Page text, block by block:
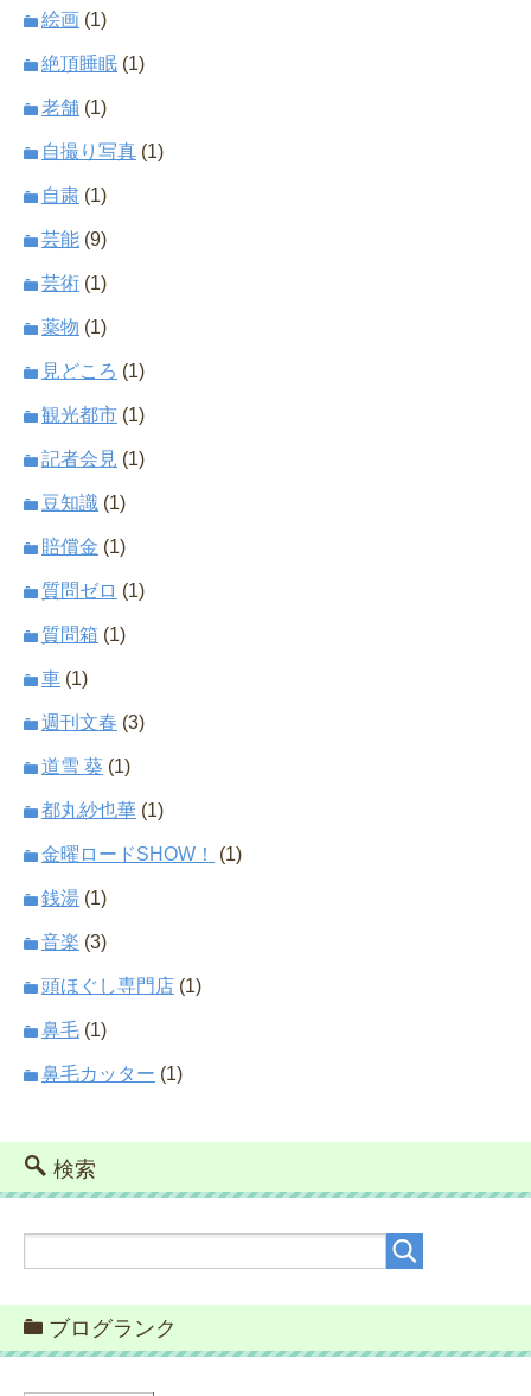
絵画 (1)
絶頂睡眠 (1)
老舗 (1)
自撮り写真 (1)
自粛 (1)
芸能 (9)
芸術 (1)
薬物 (1)
見どころ (1)
観光都市 (1)
記者会見 (1)
豆知識 (1)
賠償金 (1)
質問ゼロ (1)
質問箱 (1)
車 (1)
週刊文春 (3)
道雪 葵 (1)
都丸紗也華 (1)
金曜ロードSHOW！ (1)
銭湯 (1)
音楽 (3)
頭ほぐし専門店 (1)
鼻毛 (1)
鼻毛カッター (1)
検索
ブログランク